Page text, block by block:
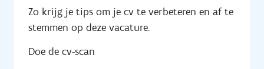
Zo krijg je tips om je cv te verbeteren en af te
stemmen op deze vacature.
Doe de cv-scan